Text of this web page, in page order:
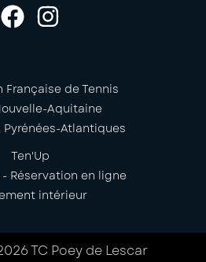
Française de Tennis
Aquitaine
Atlantiques
Ten'Up
Réservation en ligne
intérieur
TC Poey de Lescar